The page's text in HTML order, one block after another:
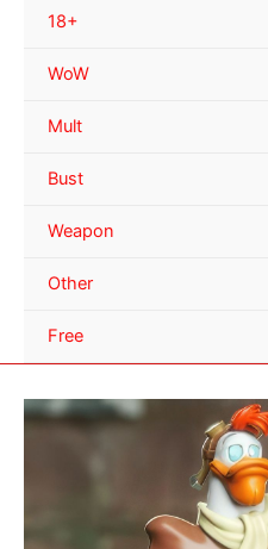
18+
WoW
Mult
Bust
Weapon
Other
Free